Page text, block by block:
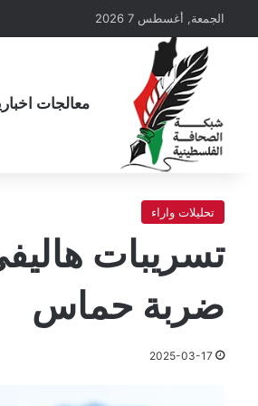
الجمعة, أغسطس 7 2026
معالجات
تحليلات واراء
تسريبات
ضربة حماس
2025-03-17